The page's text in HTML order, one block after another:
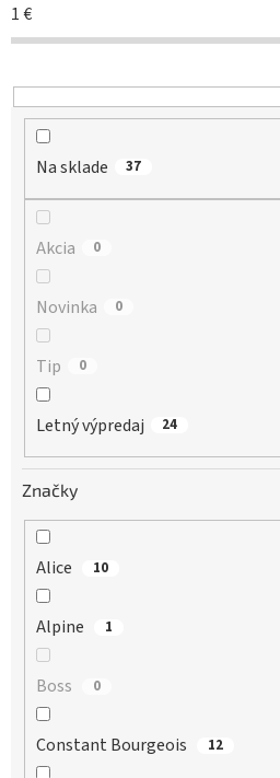
o
d
1€
Na sklade 37
Akcia 0
Novinka 0
Tip 0
Letný výpredaj 24
Značky
Alice 10
Alpine 1
Boss 0
Constant Bourgeois 12